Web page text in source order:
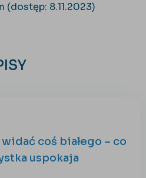
8.11.2023)
coś białego – co
uspokaja